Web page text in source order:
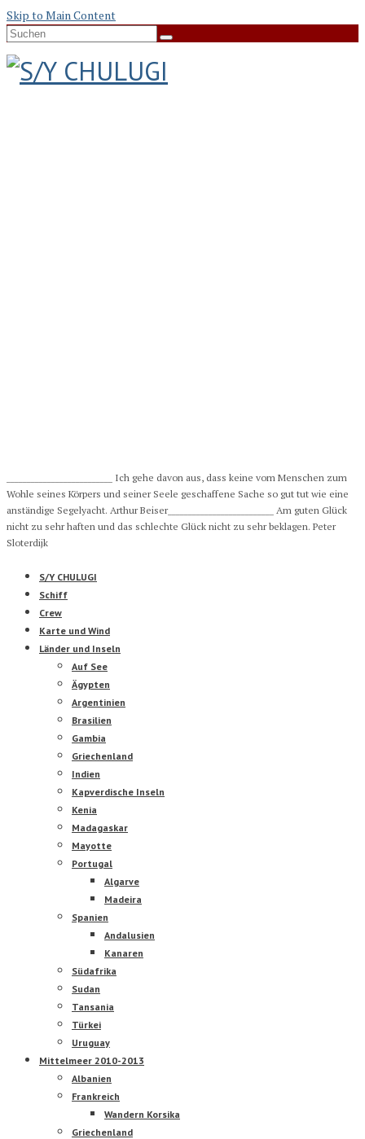
Skip to Main Content
Suche
__________________________ Ich gehe davon aus, dass keine vom Menschen zum
Wohle seines Körpers und seiner Seele geschaffene Sache so gut tut wie eine
anständige Segelyacht. Arthur Beiser__________________________ Am guten Glück
nicht zu sehr haften und das schlechte Glück nicht zu sehr beklagen. Peter
Sloterdijk
S/Y CHULUGI
Schiff
Crew
Karte und Wind
Länder und Inseln
Auf See
Ägypten
Argentinien
Brasilien
Gambia
Griechenland
Indien
Kapverdische Inseln
Kenia
Madagaskar
Mayotte
Portugal
Algarve
Madeira
Spanien
Andalusien
Kanaren
Südafrika
Sudan
Tansania
Türkei
Uruguay
Mittelmeer 2010-2013
Albanien
Frankreich
Wandern Korsika
Griechenland